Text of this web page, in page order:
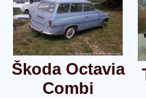
Škoda Octavia
Combi